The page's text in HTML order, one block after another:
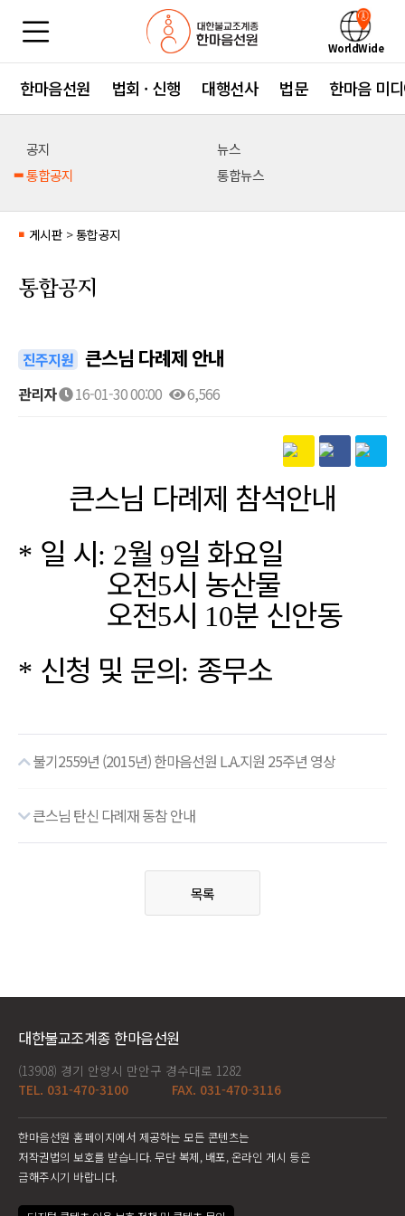
WorldWide
한마음선원 법회 · 신행 대행선사 법문 한마음 미
공지
뉴스
통합공지
통합뉴스
■ 게시판 > 통합공지
통합공지
진주지원 큰스님 다례제 안내
관리자 16-01-30 00:00 6,566
큰스님 다례제 참석안내
* 일 시: 2월 9일 화요일
오전5시 농산물
오전5시 10분 신안동
* 신청 및 문의: 종무소
불기2559년 (2015년) 한마음선원 L.A.지원 25주년 영상
큰스님 탄신 다례재 동참 안내
목록
대한불교조계종 한마음선원
(13908) 경기 안양시 만안구 경수대로 1282
TEL. 031-470-3100
FAX. 031-470-3116
한마음선원 홈페이지에서 제공하는 모든 콘텐츠는
저작권법의 보호를 받습니다. 무단 복제, 배포, 온라인 게시 등은
금해주시기 바랍니다.